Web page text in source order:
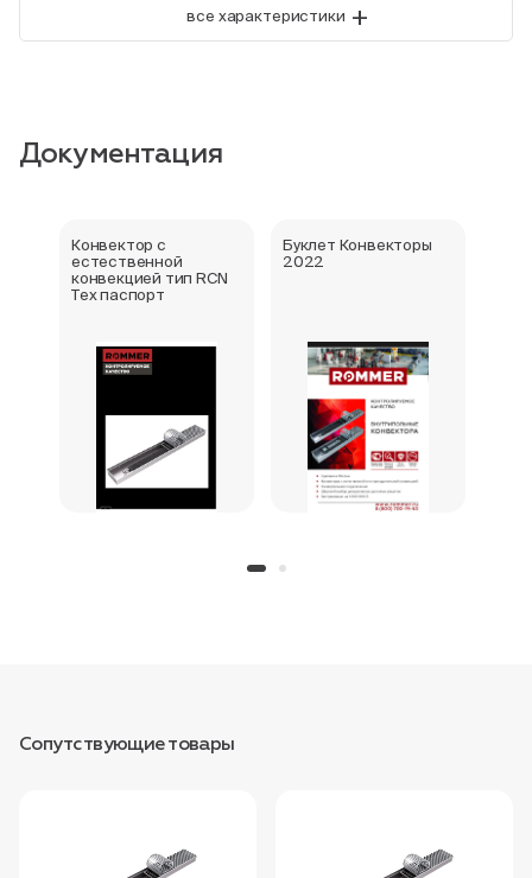
все характеристики +
Документация
Конвектор с
естественной
конвекцией тип RCN
Тех паспорт
Буклет Конвекторы
2022
Сопутствующие товары